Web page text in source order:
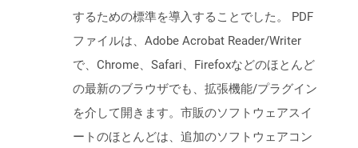
するための標準を導入することでした。 PDF
ファイルは、Adobe Acrobat Reader/Writer
で、Chrome、Safari、Firefoxなどのほとんど
の最新のブラウザでも、拡張機能/プラグイン
を介して開きます。市販のソフトウェアスイ
ートのほとんどは、追加のソフトウェアコン